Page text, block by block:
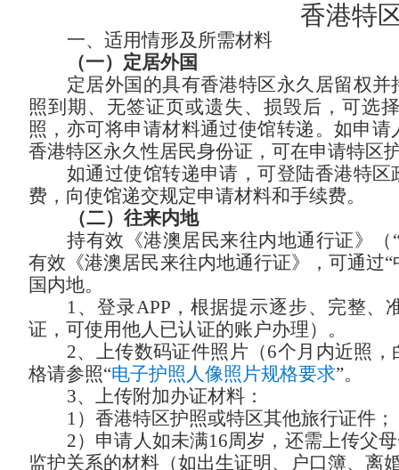
香港特
一、适用情形及所需材料
（一）定居外国
定居外国的具有香港特区永久居留权
照到期、无签证页或遗失、损毁后，可选
照，亦可将申请材料通过使馆转递。如申请
香港特区永久性居民身份证，可在申请特区
如通过使馆转递申请，可登陆香港特
费，向使馆递交规定申请材料和手续费。
（二）往来内地
持有效《港澳居民来往内地通行证》（
有效《港澳居民来往内地通行证》，可通过
国内地。
1、 登录APP，根据提示逐步、完整、
证，可使用他人已认证的账户办理）。
2、 上传数码证件照片（6个月内近照
格请参照“电子护照人像照片规格要求”。
3、 上传附加办证材料：
1）香港特区护照或特区其他旅行证件；
2）申请人如未满16周岁，还需上传父
监护关系的材料（如出生证明、户口簿、离